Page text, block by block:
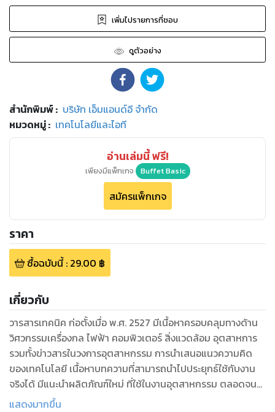
เพิ่มไปรายการที่ชอบ
ดูตัวอย่าง
สำนักพิมพ์: บริษัท เอ็มแอนด์อี จำกัด
หมวดหมู่: เทคโนโลยีและไอที
อ่านเล่มนี้ ฟรี!
เพียงมีแพ็กเกจ Buffet Basic
สมัครแพ็กเกจ
ราคา
ซื้อฉบับนี้: 29.00 ฿
เกี่ยวกับ
วารสารเทคนิค ก่อตั้งเมื่อ พ.ศ. 2527 มีเนื้อหาครอบคลุมทางด้าน
วิศวกรรมเครื่องกล ไฟฟ้า คอมพิวเตอร์ สิ่งแวดล้อม อุตสาหการ
รวมทั้งข่าวสารในวงการอุตสาหกรรม การนำเสนอแนวความคิด
ของเทคโนโลยี เนื้อหาบทความที่สามารถนำไปประยุกธ์ใช้กับงาน
จริงได้ มีแนะนำผลิตภัณฑ์ใหม่ ที่ใช้ในงานอุตสาหกรรม ตลอดจน
บริการข้อมูลสินค้า และบริการ ทางด้านวิศวกรรม จากผู้ผลิต และผู้
แสดงมากขึ้น